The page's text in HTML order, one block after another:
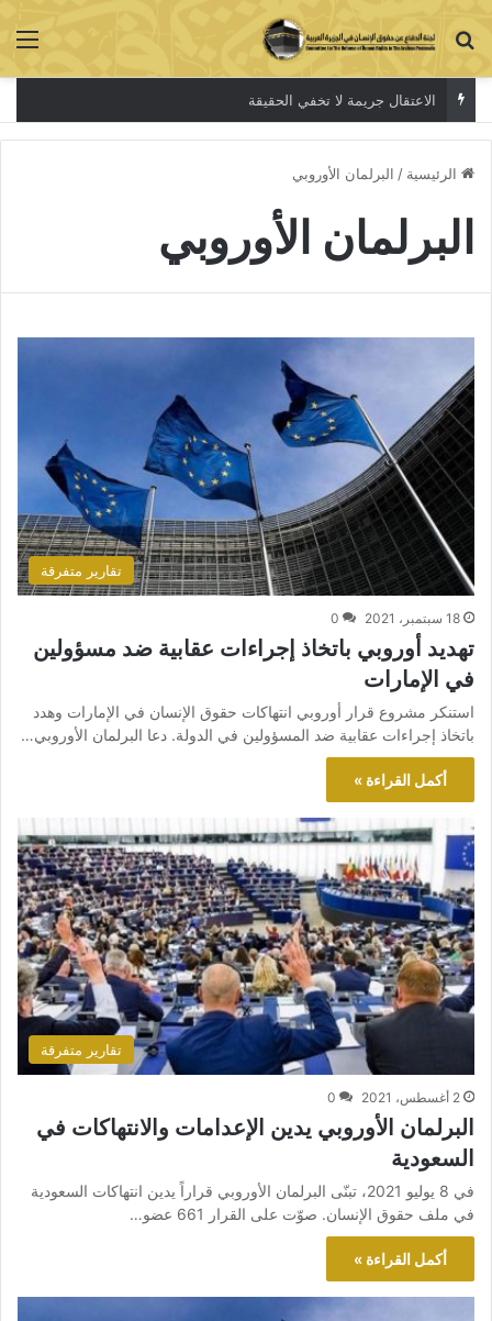
بحث عن
الاعتقال جريمة لا تخفي الحقيقة
الرئيسية / البرلمان الأوروبي
البرلمان الأوروبي
تقارير متفرقة
18 سبتمبر، 2021 0
تهديد أوروبي باتخاذ إجراءات عقابية ضد مسؤولين
في الإمارات
استنكر مشروع قرار أوروبي انتهاكات حقوق الإنسان في الإمارات وهدد
باتخاذ إجراءات عقابية ضد المسؤولين في الدولة. دعا البرلمان الأوروبي…
أكمل القراءة »
تقارير متفرقة
2 أغسطس، 2021 0
البرلمان الأوروبي يدين الإعدامات والانتهاكات في
السعودية
في 8 يوليو 2021، تبنّى البرلمان الأوروبي قراراً يدين انتهاكات السعودية
في ملف حقوق الإنسان. صوّت على القرار 661 عضو…
أكمل القراءة »